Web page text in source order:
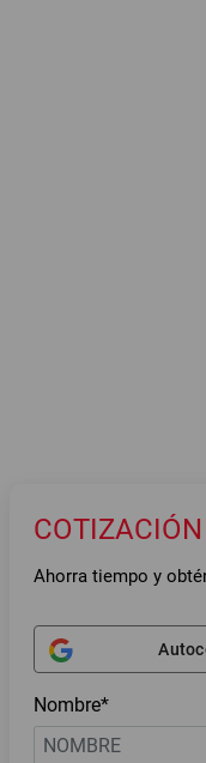
Ahorra tiempo y
Nombre*